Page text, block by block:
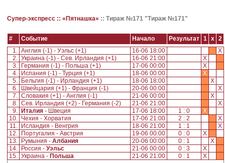
Супер-экспресс :: «Пятнашка» :: Тираж №171 "Тираж №171"
# Событие Начало Результат 1 x
2
1. Англия (-1) - Уэльс (+1) 16-06 18:00
X
2. Украина (-1) - Сев. Ирландия (+1) 16-06 21:00
X
3.
Германия (-1) - Польша (+1) 17-06 00:00
X
4.
Испания (-1) - Турция (+1) 18-06 00:00
X
5.
Бельгия (-1) - Ирландия (+1) 18-06 18:00
X
6.
Швейцария (+1) - Франция (-1) 20-06 00:00
X
7. Словакия (+1) - Англия (-1) 21-06 00:00
X
8. Сев. Ирландия (+2) - Германия (-2) 21-06 21:00
X
9.
Италия - Швеция 17-06 18:00 1 : 0
X
10. Чехия - Хорватия 17-06 21:00 2 : 2
X
11.
Исландия - Венгрия 18-06 21:00 1 : 1
X
12.
Португалия - Австрия 19-06 00:00 0 : 0
X
13.
Румыния - Албания 20-06 00:00 0 : 1
X
14.
Россия - Уэльс 21-06 00:00 0 : 3
X
15. Украина - Польша 21-06 21:00 0 : 1
X